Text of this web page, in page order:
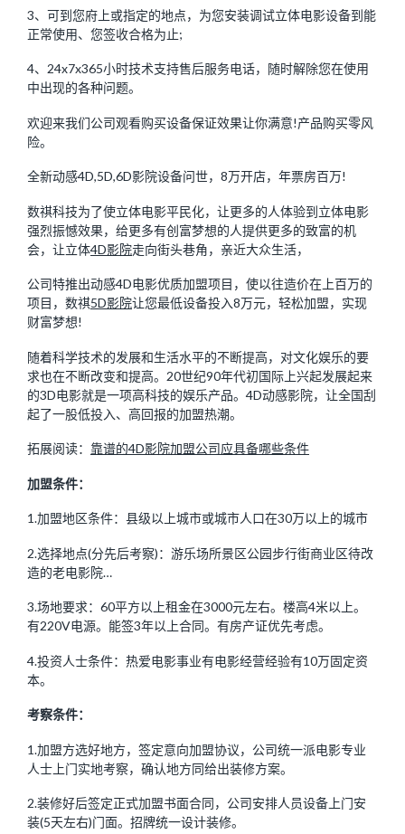
3、可到您府上或指定的地点，为您安装调试立体电影设备到能
正常使用、您签收合格为止;
4、24x7x365小时技术支持售后服务电话，随时解除您在使用
中出现的各种问题。
欢迎来我们公司观看购买设备保证效果让你满意!产品购买零风
险。
全新动感4D,5D,6D影院设备问世，8万开店，年票房百万!
数祺科技为了使立体电影平民化，让更多的人体验到立体电影
强烈振憾效果，给更多有创富梦想的人提供更多的致富的机
会，让立体4D影院走向街头巷角，亲近大众生活，
公司特推出动感4D电影优质加盟项目，使以往造价在上百万的
项目，数祺5D影院让您最低设备投入8万元，轻松加盟，实现
财富梦想!
随着科学技术的发展和生活水平的不断提高，对文化娱乐的要
求也在不断改变和提高。20世纪90年代初国际上兴起发展起来
的3D电影就是一项高科技的娱乐产品。4D动感影院，让全国刮
起了一股低投入、高回报的加盟热潮。
拓展阅读： 靠谱的4D影院加盟公司应具备哪些条件
加盟条件：
1.加盟地区条件：县级以上城市或城市人口在30万以上的城市
2.选择地点(分先后考察)：游乐场所景区公园步行街商业区待改
造的老电影院…
3.场地要求：60平方以上租金在3000元左右。楼高4米以上。
有220V电源。能签3年以上合同。有房产证优先考虑。
4.投资人士条件：热爱电影事业有电影经营经验有10万固定资
本。
考察条件：
1.加盟方选好地方，签定意向加盟协议，公司统一派电影专业
人士上门实地考察，确认地方同给出装修方案。
2.装修好后签定正式加盟书面合同，公司安排人员设备上门安
装(5天左右)门面。招牌统一设计装修。